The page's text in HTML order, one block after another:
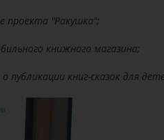
проекта "Ракушка";
книжного магазина;
публикации книг-сказок для